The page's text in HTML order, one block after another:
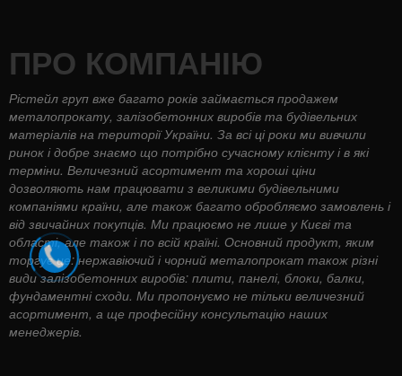
ПРО КОМПАНІЮ
Рістейл груп вже багато років займається продажем
металопрокату, залізобетонних виробів та будівельних
матеріалів на території України. За всі ці роки ми вивчили
ринок і добре знаємо що потрібно сучасному клієнту і в які
терміни. Величезний асортимент та хороші ціни
дозволяють нам працювати з великими будівельними
компаніями країни, але також багато обробляємо замовлень і
від звичайних покупців. Ми працюємо не лише у Києві та
області, але також і по всій країні. Основний продукт, яким
торгує це: нержавіючий і чорний металопрокат також різні
види залізобетонних виробів: плити, панелі, блоки, балки,
фундаментні сходи. Ми пропонуємо не тільки величезний
асортимент, а ще професійну консультацію наших
менеджерів.